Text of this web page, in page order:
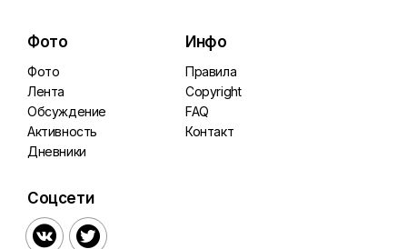
Фото
Фото
Лента
Обсуждение
Активность
Дневники
Инфо
Правила
Copyright
FAQ
Контакт
Соцсети
 